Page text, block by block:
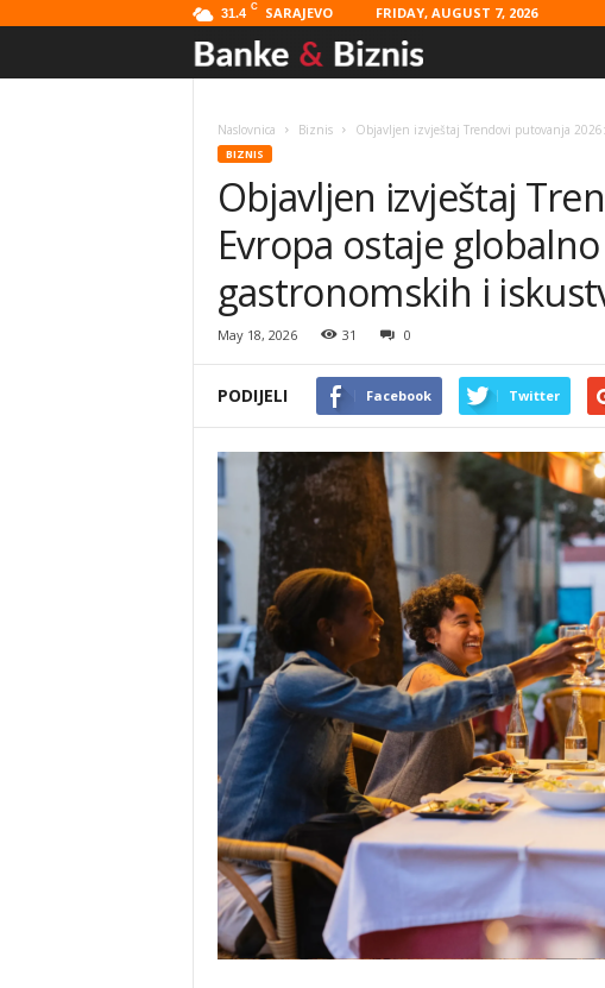
31.4 C SARAJEVO FRIDAY, AUGUST 7, 2026
Naslovnica Biznis Objavljen izvještaj Trendovi putovanja
BIZNIS
Objavljen izvještaj
Evropa ostaje
gastronomskih i
May 18, 2026 31 0
PODIJELI Facebook Twitter